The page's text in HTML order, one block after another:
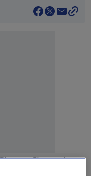
Charania